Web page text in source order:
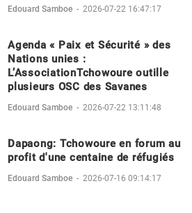
Edouard Samboe - 2026-07-22 16:47:17
Agenda « Paix et Sécurité » des
Nations unies :
L’AssociationTchowoure outille
plusieurs OSC des Savanes
Edouard Samboe - 2026-07-22 13:11:48
Dapaong: Tchowoure en forum au
profit d'une centaine de réfugiés
Edouard Samboe - 2026-07-16 09:14:17